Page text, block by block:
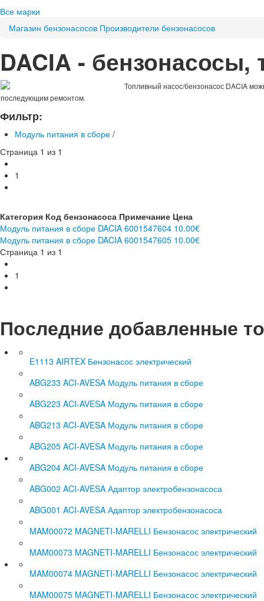
Все марки
Магазин бензонасосов Производители бензонасосов
DACIA -
Топливный насос/бензонасос DACIA
последующим ремонтом.
Фильтр:
Модуль питания в сборе /
Страница 1 из 1
1
Категория Код бензонасоса Примечание Цена
Модуль питания в сборе DACIA 6001547604 10.00€
Модуль питания в сборе DACIA 6001547605 10.00€
Страница 1 из 1
1
Последние добавленные
E1113 AIRTEX Бензонасос электрический
ABG233 ACI-AVESA Модуль питания в сборе
ABG223 ACI-AVESA Модуль питания в сборе
ABG213 ACI-AVESA Модуль питания в сборе
ABG205 ACI-AVESA Модуль питания в сборе
ABG204 ACI-AVESA Модуль питания в сборе
ABG002 ACI-AVESA Адаптор электробензонасоса
ABG001 ACI-AVESA Адаптор электробензонасоса
MAM00072 MAGNETI-MARELLI Бензонасос электрический
MAM00073 MAGNETI-MARELLI Бензонасос электрический
MAM00074 MAGNETI-MARELLI Бензонасос электрический
MAM00075 MAGNETI-MARELLI Бензонасос электрический